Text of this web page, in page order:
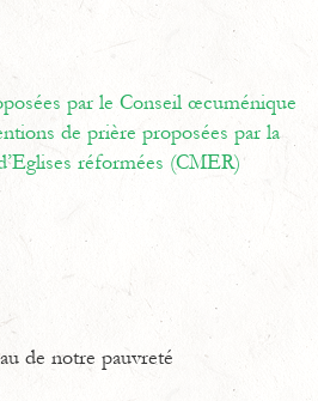
par le Conseil œcuménique
de prière proposées par la
réformées (CMER)
de notre pauvreté